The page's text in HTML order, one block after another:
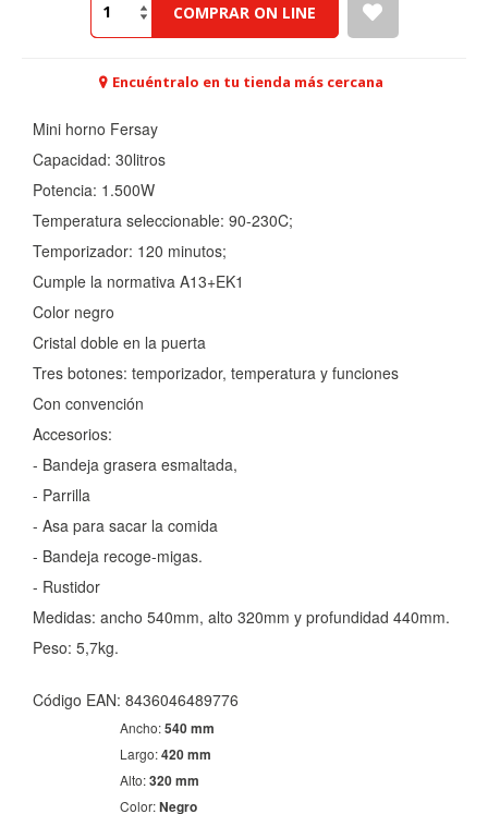
COMPRAR ON LINE
Encuéntralo en tu tienda más cercana
Mini horno Fersay
Capacidad: 30litros
Potencia: 1.500W
Temperatura seleccionable: 90-230C;
Temporizador: 120 minutos;
Cumple la normativa A13+EK1
Color negro
Cristal doble en la puerta
Tres botones: temporizador, temperatura y funciones
Con convención
Accesorios:
- Bandeja grasera esmaltada,
- Parrilla
- Asa para sacar la comida
- Bandeja recoge-migas.
- Rustidor
Medidas: ancho 540mm, alto 320mm y profundidad 440mm.
Peso: 5,7kg.
Código EAN: 8436046489776
Ancho:540 mm
Largo:420 mm
Alto:320 mm
Color:Negro
CONFIGURACIÓN DE COOKIES
HABILITAR TODO
Cookies necesarias
Estas cookies son necesarias para que el sitio web
funcione y no se pueden desactivar en nuestros sistemas.
Puede configurar su navegador para bloquear o alertar
funcionarán. Estas cookies no almacenan ninguna
Cookies Utilizadas:
COOKIELEGALFERSAY, VSF904, PHPSESSID, wp-settings-1,
Cookies de rendimiento